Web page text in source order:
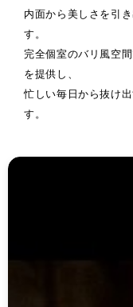
内面から美しさを引
す。
完全個室のバリ風空
を提供し、
忙しい毎日から抜け
す。